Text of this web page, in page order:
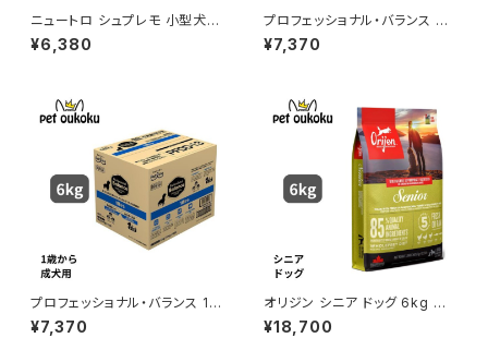
ニュートロ シュプレモ 小型犬
成犬用 3kg 456235878178
0
¥6,380
プロフェッショナル・バランス 超
小粒 1歳から成犬用 体重管理4.
8kg
¥7,370
プロフェッショナル・バランス 1歳
から成犬用 6kg
¥7,370
オリジン シニア ドッグ 6kg 正
規品
¥18,700